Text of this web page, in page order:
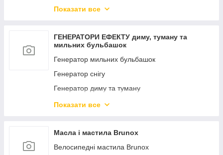
Пюпітр, стійки для ноутбука, гітари, стільчики
Показати все
ГЕНЕРАТОРИ ЕФЕКТУ диму, туману та
мильних бульбашок
Генератор мильних бульбашок
Генератор снігу
Генератор диму та туману
Рідина для генераторів ефектів
Показати все
Масла і мастила Brunox
Велосипедні мастила Brunox